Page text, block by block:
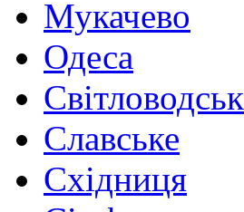
Мукачево
Одеса
Світловодськ
Славське
Східниця